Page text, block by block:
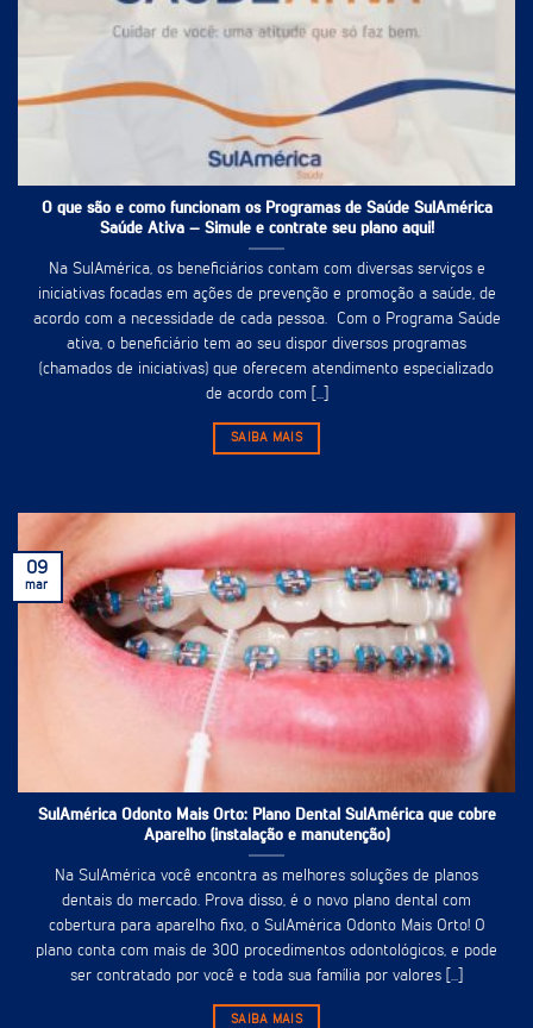
O que são e como funcionam os Programas de Saúde SulAmérica
Saúde Ativa – Simule e contrate seu plano aqui!
Na SulAmérica, os beneficiários contam com diversas serviços e
iniciativas focadas em ações de prevenção e promoção a saúde, de
acordo com a necessidade de cada pessoa. Com o Programa Saúde
ativa, o beneficiário tem ao seu dispor diversos programas
(chamados de iniciativas) que oferecem atendimento especializado
de acordo com [...]
SAIBA MAIS
SulAmérica Odonto Mais Orto: Plano Dental SulAmérica que cobre
Aparelho (instalação e manutenção)
Na SulAmérica você encontra as melhores soluções de planos
dentais do mercado. Prova disso, é o novo plano dental com
cobertura para aparelho fixo, o SulAmérica Odonto Mais Orto! O
plano conta com mais de 300 procedimentos odontológicos, e pode
ser contratado por você e toda sua família por valores [...]
SAIBA MAIS
09
mar